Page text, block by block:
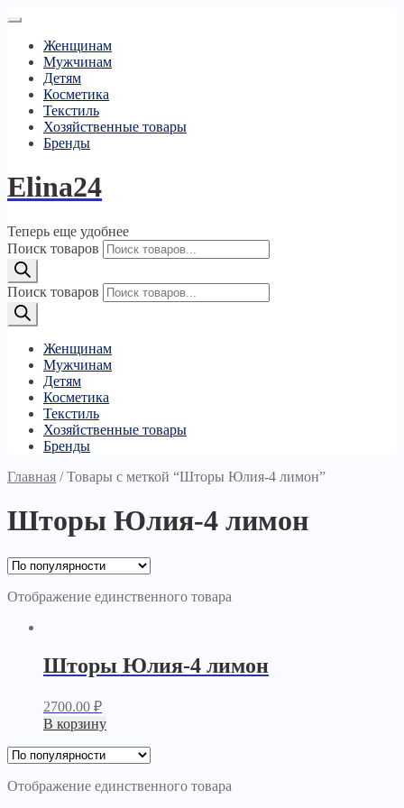
Женщинам
Мужчинам
Детям
Косметика
Текстиль
Хозяйственные товары
Бренды
Elina24
Теперь еще удобнее
Поиск товаров
Поиск товаров
Женщинам
Мужчинам
Детям
Косметика
Текстиль
Хозяйственные товары
Бренды
Главная /Товары с меткой “Шторы Юлия-4 лимон”
Шторы Юлия-4 лимон
Отображение единственного товара
Шторы Юлия-4 лимон
2700.00 ₽
В корзину
Отображение единственного товара